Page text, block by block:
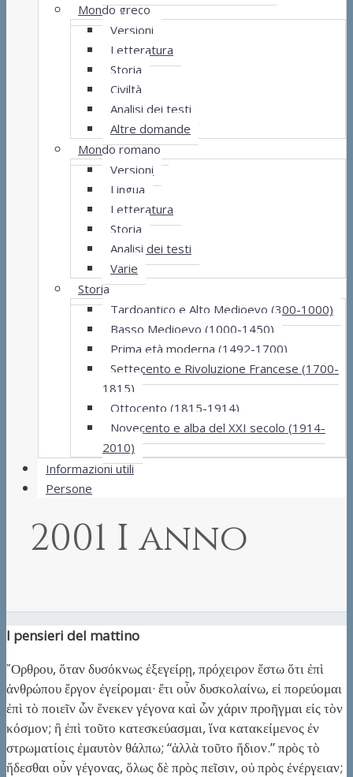
Mondo greco
Versioni
Letteratura
Storia
Civiltà
Analisi dei testi
Altre domande
Mondo romano
Versioni
Lingua
Letteratura
Storia
Analisi dei testi
Varie
Storia
Tardoantico e Alto Medioevo (300-1000)
Basso Medioevo (1000-1450)
Prima età moderna (1492-1700)
Settecento e Rivoluzione Francese (1700-
1815)
Ottocento (1815-1914)
Novecento e alba del XXI secolo (1914-
2010)
Informazioni utili
Persone
2001 I anno
I pensieri del mattino
῎Ορθρου, ὅταν δυσόκνως ἐξεγείρῃ, πρόχειρον ἔστω ὅτι ἐπὶ
ἀνθρώπου ἔργον ἐγείρομαι· ἔτι οὖν δυσκολαίνω, εἰ πορεύομαι
ἐπὶ τὸ ποιεῖν ὧν ἕνεκεν γέγονα καὶ ὧν χάριν προῆγμαι εἰς τὸν
κόσμον; ἢ ἐπὶ τοῦτο κατεσκεύασμαι, ἵνα κατακείμενος ἐν
στρωματίοις ἐμαυτὸν θάλπω; “ἀλλὰ τοῦτο ἥδιον.” πρὸς τὸ
ἥδεσθαι οὖν γέγονας, ὅλως δὲ πρὸς πεῖσιν, οὐ πρὸς ἐνέργειαν;